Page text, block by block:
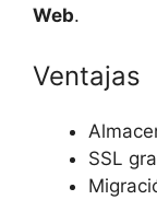
Web.
Ventajas
SSL